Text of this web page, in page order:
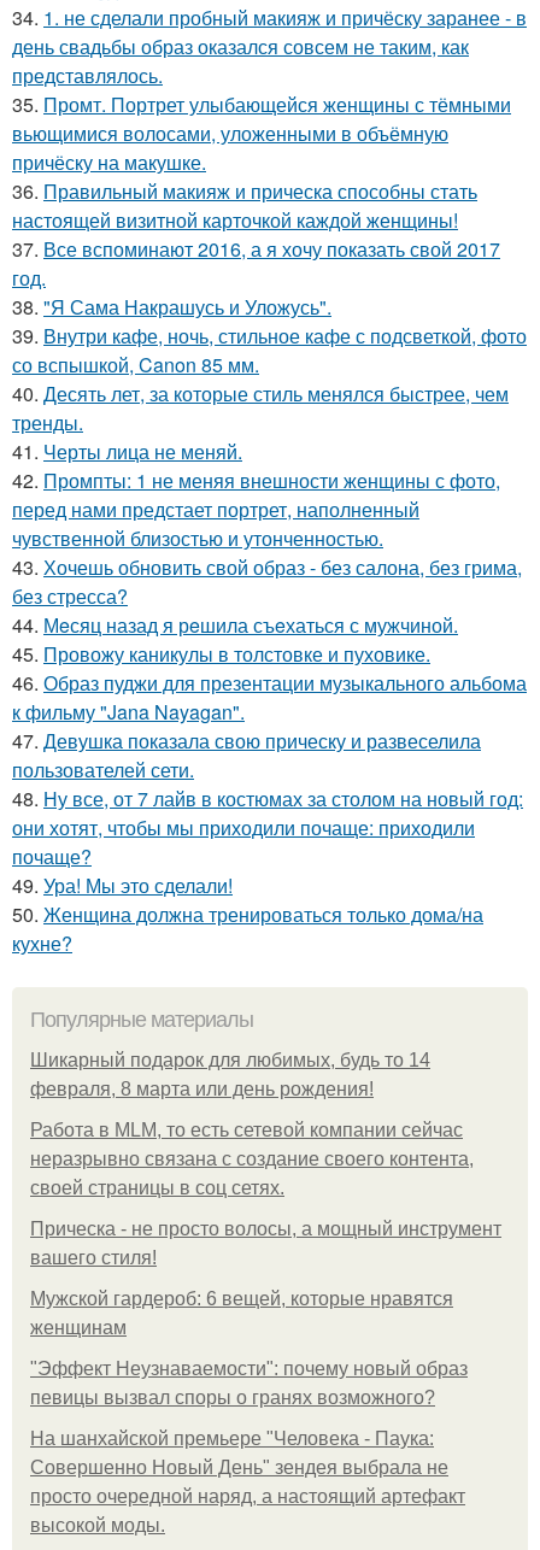
34. 1. не сделали пробный макияж и причёску заранее - в
день свадьбы образ оказался совсем не таким, как
представлялось.
35. Промт. Портрет улыбающейся женщины с тёмными
вьющимися волосами, уложенными в объёмную
причёску на макушке.
36. Правильный макияж и прическа способны стать
настоящей визитной карточкой каждой женщины!
37. Все вспоминают 2016, а я хочу показать свой 2017
год.
38. "Я Сама Накрашусь и Уложусь".
39. Внутри кафе, ночь, стильное кафе с подсветкой, фото
со вспышкой, Canon 85 мм.
40. Десять лет, за которые стиль менялся быстрее, чем
тренды.
41. Черты лица не меняй.
42. Промпты: 1 не меняя внешности женщины с фото,
перед нами предстает портрет, наполненный
чувственной близостью и утонченностью.
43. Хочешь обновить свой образ - без салона, без грима,
без стресса?
44. Мeсяц назад я рeшила съeхаться с мужчиной.
45. Провожу каникулы в толстовке и пуховике.
46. Образ пуджи для презентации музыкального альбома
к фильму "Jana Nayagan".
47. Девушка показала свою прическу и развеселила
пользователей сети.
48. Ну все, от 7 лайв в костюмах за столом на новый год:
они хотят, чтобы мы приходили почаще: приходили
почаще?
49. Ура! Мы это сделали!
50. Женщина должна тренироваться только дома/на
кухне?
Популярные материалы
Шикарный подарок для любимых, будь то 14
февраля, 8 марта или день рождения!
Работа в MLM, то есть сетевой компании сейчас
неразрывно связана с создание своего контента,
своей страницы в соц сетях.
Прическа - не просто волосы, а мощный инструмент
вашего стиля!
Мужской гардероб: 6 вещей, которые нравятся
женщинам
"Эффект Неузнаваемости": почему новый образ
певицы вызвал споры о гранях возможного?
На шанхайской премьере "Человека - Паука:
Совершенно Новый День" зендея выбрала не
просто очередной наряд, а настоящий артефакт
высокой моды.